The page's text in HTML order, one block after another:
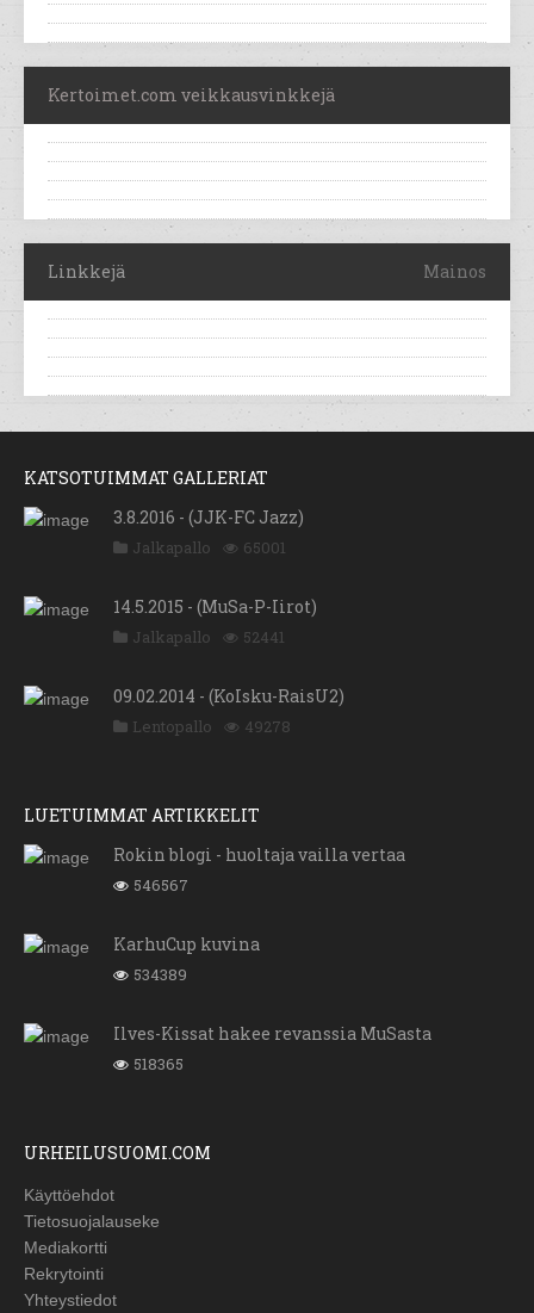
Kertoimet.com veikkausvinkkejä
Linkkejä Mainos
KATSOTUIMMAT GALLERIAT
3.8.2016 - (JJK-FC Jazz)
Jalkapallo 65001
14.5.2015 - (MuSa-P-Iirot)
Jalkapallo 52441
09.02.2014 - (KoIsku-RaisU2)
Lentopallo 49278
LUETUIMMAT ARTIKKELIT
Rokin blogi - huoltaja vailla vertaa
546567
KarhuCup kuvina
534389
Ilves-Kissat hakee revanssia MuSasta
518365
URHEILUSUOMI.COM
Käyttöehdot
Tietosuojalauseke
Mediakortti
Rekrytointi
Yhteystiedot